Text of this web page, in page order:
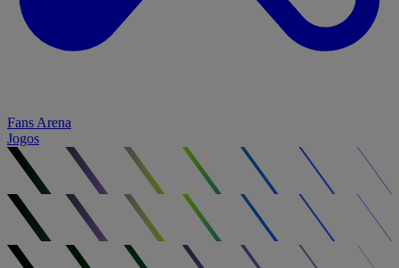
Fans Arena
Jogos